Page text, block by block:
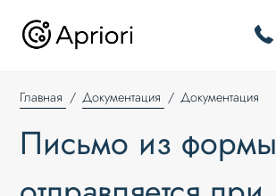
Главная Документация Документация
Письмо из формы